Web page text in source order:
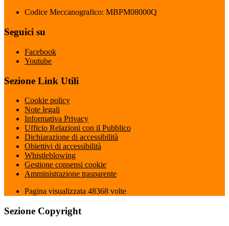
Codice Meccanografico: MBPM08000Q
Seguici su
Facebook
Youtube
Sezione Link Utili
Cookie policy
Note legali
Informativa Privacy
Ufficio Relazioni con il Pubblico
Dichiarazione di accessibilità
Obiettivi di accessibilità
Whistleblowing
Gestione consensi cookie
Amministrazione trasparente
Pagina visualizzata 48368 volte
Sezione Copyright